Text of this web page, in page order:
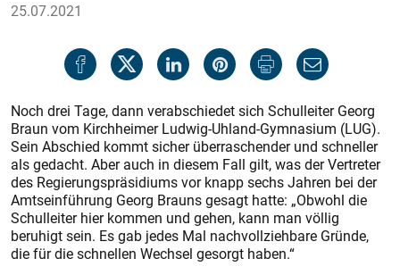
25.07.2021
Noch drei Tage, dann verabschiedet sich Schulleiter Georg
Braun vom Kirchheimer Ludwig-Uhland-Gymnasium (LUG).
Sein Abschied kommt sicher überraschender und schneller
als gedacht. Aber auch in diesem Fall gilt, was der Vertreter
des Regierungspräsidiums vor knapp sechs Jahren bei der
Amtseinführung Georg Brauns gesagt hatte: „Obwohl die
Schulleiter hier kommen und gehen, kann man völlig
beruhigt sein. Es gab jedes Mal nachvollziehbare Gründe,
die für die schnellen Wechsel gesorgt haben.“